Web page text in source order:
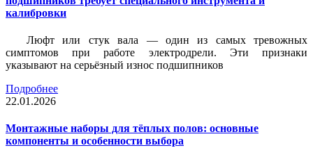
калибровки
Люфт или стук вала — один из самых тревожных
симптомов при работе электродрели. Эти признаки
указывают на серьёзный износ подшипников
Подробнее
22.01.2026
Монтажные наборы для тёплых полов: основные
компоненты и особенности выбора